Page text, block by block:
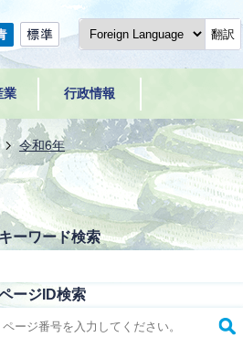
翻訳
業 行政情報
令和6年
キーワード検索
ージID検索